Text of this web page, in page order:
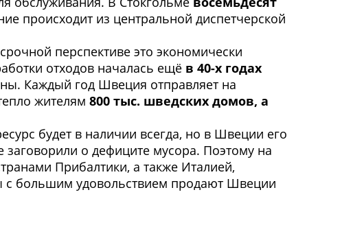
происходит из центральной диспетчерской
перспективе это экономически
отходов началась ещё в 40-х годах
Каждый год Швеция отправляет на
жителям 800 тыс. шведских домов, а
будет в наличии всегда, но в Швеции его
заговорили о дефиците мусора. Поэтому на
Прибалтики, а также Италией,
с большим удовольствием продают Швеции